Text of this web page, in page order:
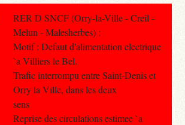
RER D SNCF (Orry-la-Ville - Creil -
Melun - Malesherbes) :
Motif : Defaut d'alimentation electrique
`a Villiers le Bel.
Trafic interrompu entre Saint-Denis et
Orry la Ville, dans les deux
sens
Reprise des circulations estimee `a